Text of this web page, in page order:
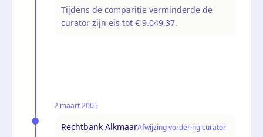
Tijdens de comparitie verminderde de
curator zijn eis tot € 9.049,37.
2 maart 2005
Rechtbank AlkmaarAfwijzing vordering curator